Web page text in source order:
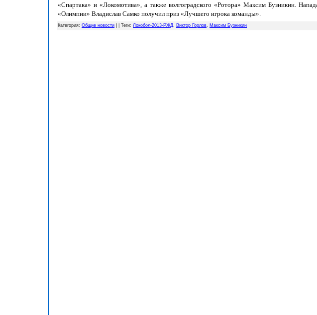
«Спартака» и «Локомотива», а также волгоградского «Ротора» Максим Бузникин.
«Олимпии» Владислав Самко получил приз «Лучшего игрока команды».
Категория: Общие новости Теги: Локобол-2013-РЖД, Виктор Горлов, Максим Бузникин